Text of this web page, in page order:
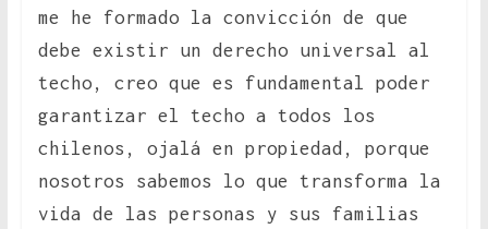
me he formado la convicción de que
debe existir un derecho universal al
techo, creo que es fundamental poder
garantizar el techo a todos los
chilenos, ojalá en propiedad, porque
nosotros sabemos lo que transforma la
vida de las personas y sus familias